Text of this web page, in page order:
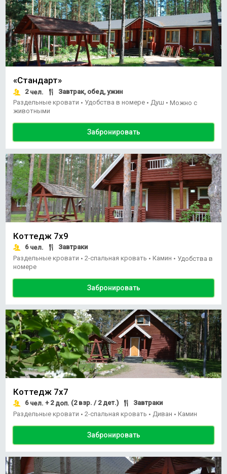
«Стандарт»
2чел.
Завтрак, обед, ужин
Раздельные кровати • Удобства в номере • Душ • Можно с
животными
Забронировать
Коттедж 7х9
6чел.
Завтраки
Раздельные кровати • 2-спальная кровать • Камин • Удобства в
номере
Забронировать
Коттедж 7х7
6чел. + 2доп. (2 взр. / 2 дет.)
Завтраки
Раздельные кровати • 2-спальная кровать • Диван • Камин
Забронировать